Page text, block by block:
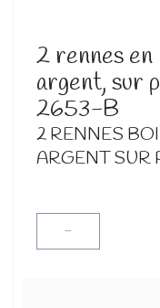
2 rennes en
argent, sur
2653-B
2 RENNES
ARGENT SUR
-